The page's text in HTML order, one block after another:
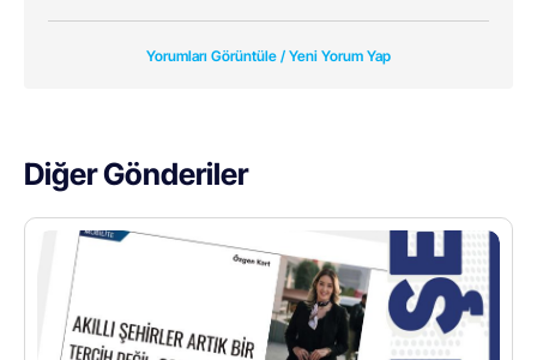
Yorumları Görüntüle / Yeni Yorum Yap
Diğer Gönderiler